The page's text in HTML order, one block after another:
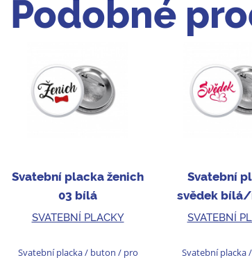
Podobné
Svatební placka ženich
03 bílá
SVATEBNÍ PLACKY
Svatební placka / buton / pro
Svatební
svědek bílá/
SVATEBNÍ
Svatební placka